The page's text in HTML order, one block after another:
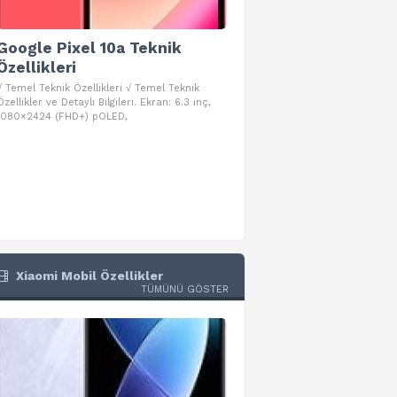
Pixel 10a Teknik
Temel Teknik Özellikleri √ Temel Teknik
ve Detaylı Bilgileri. Ekran: 6.3 inç,
(FHD+) pOLED,
Xiaomi Mobil Özellikler
TÜMÜNÜ GÖSTER